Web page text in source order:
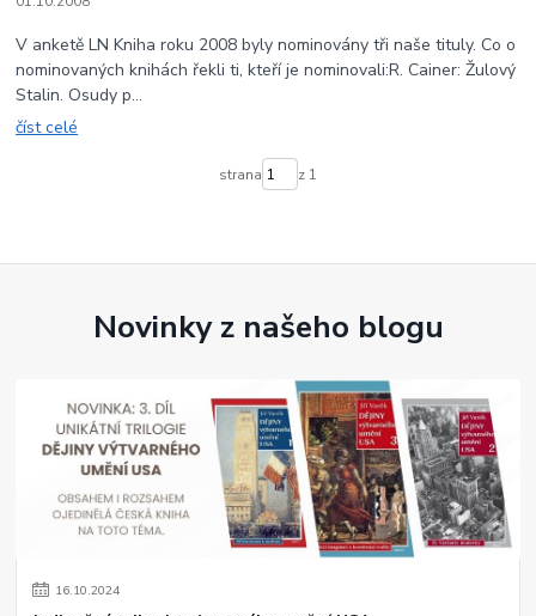
V anketě LN Kniha roku 2008 byly nominovány tři naše tituly. Co o
nominovaných knihách řekli ti, kteří je nominovali:R. Cainer: Žulový
Stalin. Osudy p...
číst celé
strana z 1
Novinky z našeho blogu
16.10.2024